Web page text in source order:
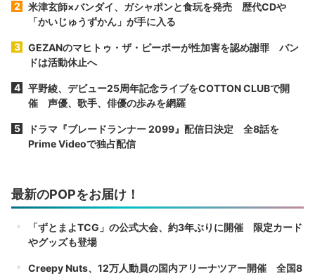
米津玄師×バンダイ、ガシャポンと食玩を発売 歴代CDや
「かいじゅうずかん」が手に入る
GEZANのマヒトゥ・ザ・ピーポーが性加害を認め謝罪 バン
ドは活動休止へ
平野綾、デビュー25周年記念ライブをCOTTON CLUBで開
催 声優、歌手、俳優の歩みを網羅
ドラマ『ブレードランナー 2099』配信日決定 全8話を
Prime Videoで独占配信
最新のPOPをお届け！
「ずとまよTCG」の公式大会、約3年ぶりに開催 限定カード
やグッズも登場
Creepy Nuts、12万人動員の国内アリーナツアー開催 全国8